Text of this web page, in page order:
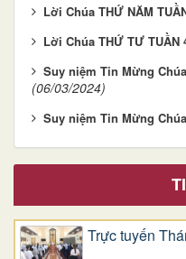
Lời Chúa THỨ NĂM
Lời Chúa THỨ TƯ TUẦN
Suy niệm Tin Mừng
(06/03/2024)
Suy niệm Tin Mừng
Trực tuyến